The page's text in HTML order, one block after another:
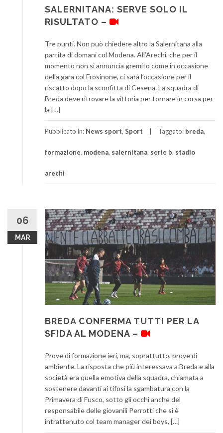
SALERNITANA: SERVE SOLO IL
RISULTATO –
Tre punti. Non può chiedere altro la Salernitana alla
partita di domani col Modena. All’Arechi, che per il
momento non si annuncia gremito come in occasione
della gara col Frosinone, ci sarà l’occasione per il
riscatto dopo la sconfitta di Cesena. La squadra di
Breda deve ritrovare la vittoria per tornare in corsa per
la […]
Pubblicato in: News sport, Sport Taggato: breda,
formazione, modena, salernitana, serie b, stadio
arechi
06
MAR
BREDA CONFERMA TUTTI PER LA
SFIDA AL MODENA –
Prove di formazione ieri, ma, soprattutto, prove di
ambiente. La risposta che più interessava a Breda e alla
società era quella emotiva della squadra, chiamata a
sostenere davanti ai tifosi la sgambatura con la
Primavera di Fusco, sotto gli occhi anche del
responsabile delle giovanili Perrotti che si è
intrattenuto col team manager dei boys, […]